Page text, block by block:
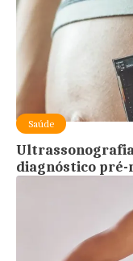
Saúde
diagnóstico